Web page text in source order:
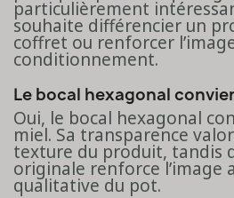
particulièrement
souhaite différencier un
coffret ou renforcer
conditionnement.
Le bocal hexagonal
Oui, le bocal hexagonal
miel. Sa transparence
texture du produit, tandis
originale renforce l’image
qualitative du pot.